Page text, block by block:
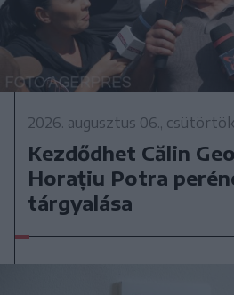
2026. augusztus 06., csütörtök
Kezdődhet Călin
Horațiu Potra
tárgyalása